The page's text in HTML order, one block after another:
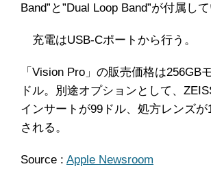
Band”と”Dual Loop Band”が付属して
充電はUSB-Cポートから行う。
「Vision Pro」の販売価格は256GB
ドル。別途オプションとして、
インサートが99ドル、処方レンズが
される。
Source : Apple Newsroom